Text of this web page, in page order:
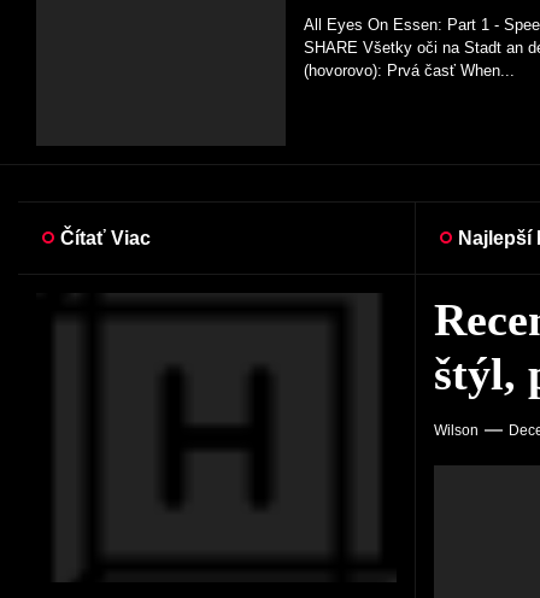
All Eyes On Essen: Part 1 -
SHARE Všetky oči na Stadt an
(hovorovo): Prvá časť When...
Najlepší
na
štýl,
Wilson
pre
Wilson
Wilson
Čítať Viac